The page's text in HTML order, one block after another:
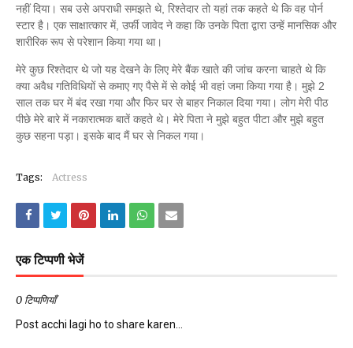
नहीं दिया। सब उसे अपराधी समझते थे, रिश्तेदार तो यहां तक कहते थे कि वह पोर्न
स्टार है। एक साक्षात्कार में, उर्फी जावेद ने कहा कि उनके पिता द्वारा उन्हें मानसिक और
शारीरिक रूप से परेशान किया गया था।
मेरे कुछ रिश्तेदार थे जो यह देखने के लिए मेरे बैंक खाते की जांच करना चाहते थे कि
क्या अवैध गतिविधियों से कमाए गए पैसे में से कोई भी वहां जमा किया गया है। मुझे 2
साल तक घर में बंद रखा गया और फिर घर से बाहर निकाल दिया गया। लोग मेरी पीठ
पीछे मेरे बारे में नकारात्मक बातें कहते थे। मेरे पिता ने मुझे बहुत पीटा और मुझे बहुत
कुछ सहना पड़ा। इसके बाद मैं घर से निकल गया।
Tags: Actress
एक टिप्पणी भेजें
0 टिप्पणियाँ
Post acchi lagi ho to share karen...